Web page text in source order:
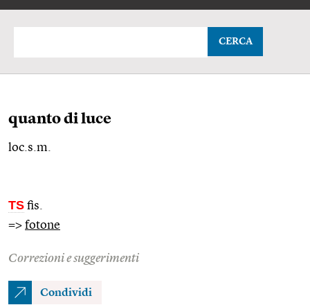
CERCA
quanto di luce
loc.s.m.
TS fis.
=> fotone
Correzioni e suggerimenti
Condividi